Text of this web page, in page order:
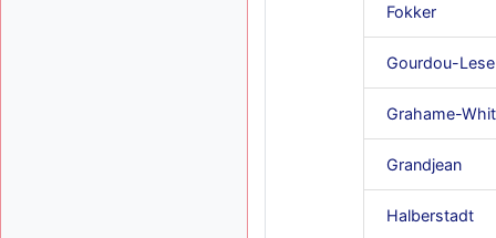
Fokker
Gourdou-
Grahame-
Grandjean
Halberstadt